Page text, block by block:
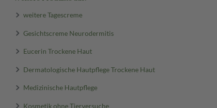
weitere Tagescreme
Gesichtscreme Neurodermitis
Eucerin Trockene Haut
Dermatologische Hautpflege Trockene Haut
Medizinische Hautpflege
Kosmetik ohne Tierversuche